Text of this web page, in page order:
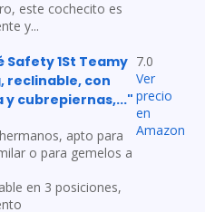
este cochecito es
y...
Safety 1St Teamy
reclinable, con
cubrepiernas,..."
apto para
o para gemelos a
en 3 posiciones,
7.0
Ver
precio
en
Amazon